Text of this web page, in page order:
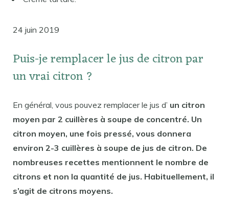
24 juin 2019
Puis-je remplacer le jus de citron par
un vrai citron ?
En général, vous pouvez remplacer le jus d’ un citron
moyen par 2 cuillères à soupe de concentré. Un
citron moyen, une fois pressé, vous donnera
environ 2-3 cuillères à soupe de jus de citron. De
nombreuses recettes mentionnent le nombre de
citrons et non la quantité de jus. Habituellement, il
s’agit de citrons moyens.